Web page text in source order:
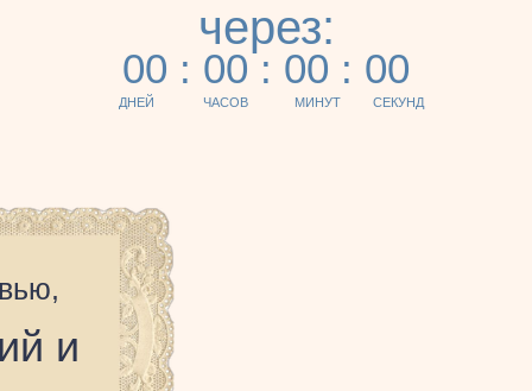
МИНУТ
ЧАСОВ
ДНЕЙ СЕКУНД
00 : 00 : 00 : 00
через:
и